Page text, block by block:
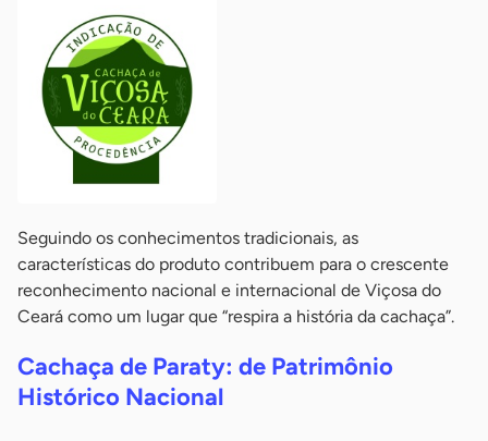
Seguindo os conhecimentos tradicionais, as
características do produto contribuem para o crescente
reconhecimento nacional e internacional de Viçosa do
Ceará como um lugar que “respira a história da cachaça”.
Cachaça de Paraty: de Patrimônio
Histórico Nacional